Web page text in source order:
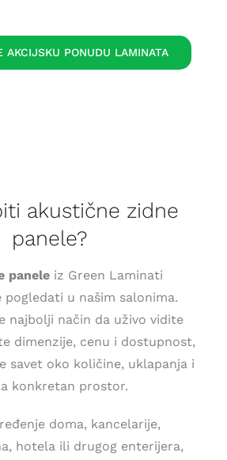
AKCIJSKU PONUDU LAMINATA
akustične zidne
panele?
paneleiz Green Laminati
pogledati u našim salonima.
najbolji način da uživo vidite
dimenzije, cenu i dostupnost,
savet oko količine, uklapanja i
konkretan prostor.
doma, kancelarije,
hotela ili drugog enterijera,